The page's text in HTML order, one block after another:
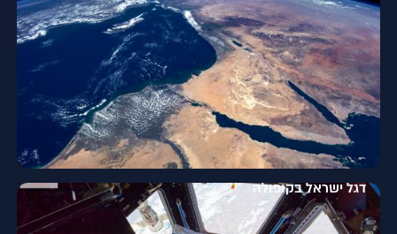
אורי בן יוסף
יועץ דיגיטל משימת ׳רקיע׳
דגל ישראל בקופולה